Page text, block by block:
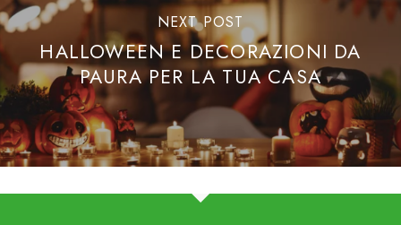
NEXT POST
HALLOWEEN E DECORAZIONI DA
PAURA PER LA TUA CASA